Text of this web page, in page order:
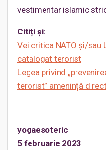
vestimentar islamic
Citiți și:
Vei critica NATO și/sau
catalogat terorist
Legea privind
terorist” amenință
yogaesoteric
5 februarie 2023